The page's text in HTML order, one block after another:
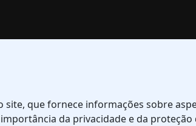
site, que fornece informações sobre
da privacidade e da